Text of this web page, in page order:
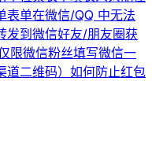
表单在微信/QQ 中无法
发到微信好友/朋友圈获
限微信粉丝填写微信一
二维码） 如何防止红包